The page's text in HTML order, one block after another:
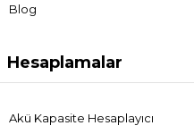
Blog
Hesaplamalar
Akü Kapasite Hesaplayıcı